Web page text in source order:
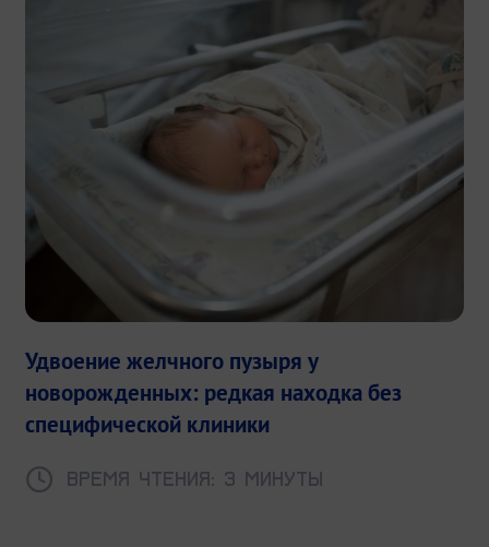
Удвоение желчного пузыря у
новорожденных: редкая находка без
специфической клиники
Время чтения: 3 минуты